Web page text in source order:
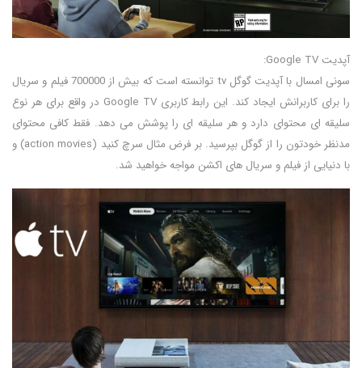
آپدیت Google TV:
سونی امسال با آپدیت گوگل tv توانسته است که بیش از 700000 فیلم و سریال
را برای کاربرانش ایجاد کند. این رابط کاربری Google TV در واقع برای هر نوع
سلیقه ای محتوای دارد و هر سلیقه ای را پوشش می دهد. فقط کافی محتوای
مدنظر خودتون را از گوگل بپرسید. بر فرض مثال سرچ کنید (action movies) و
با دنیایی از فیلم و سریال های اکشن مواجه خواهید شد.